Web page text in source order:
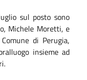
sul posto sono
Michele Moretti, e
di Perugia,
insieme ad